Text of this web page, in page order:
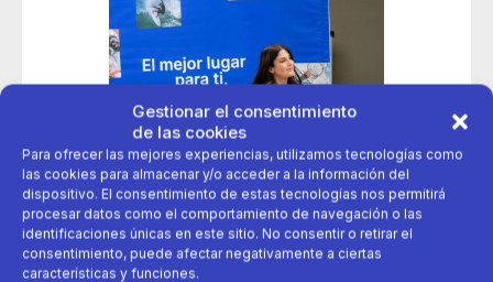
Gestionar el consentimiento
de las cookies
Para ofrecer las mejores experiencias, utilizamos tecnologías como
las cookies para almacenar y/o acceder a la información del
dispositivo. El consentimiento de estas tecnologías nos permitirá
procesar datos como el comportamiento de navegación o las
identificaciones únicas en este sitio. No consentir o retirar el
consentimiento, puede afectar negativamente a ciertas
características y funciones.